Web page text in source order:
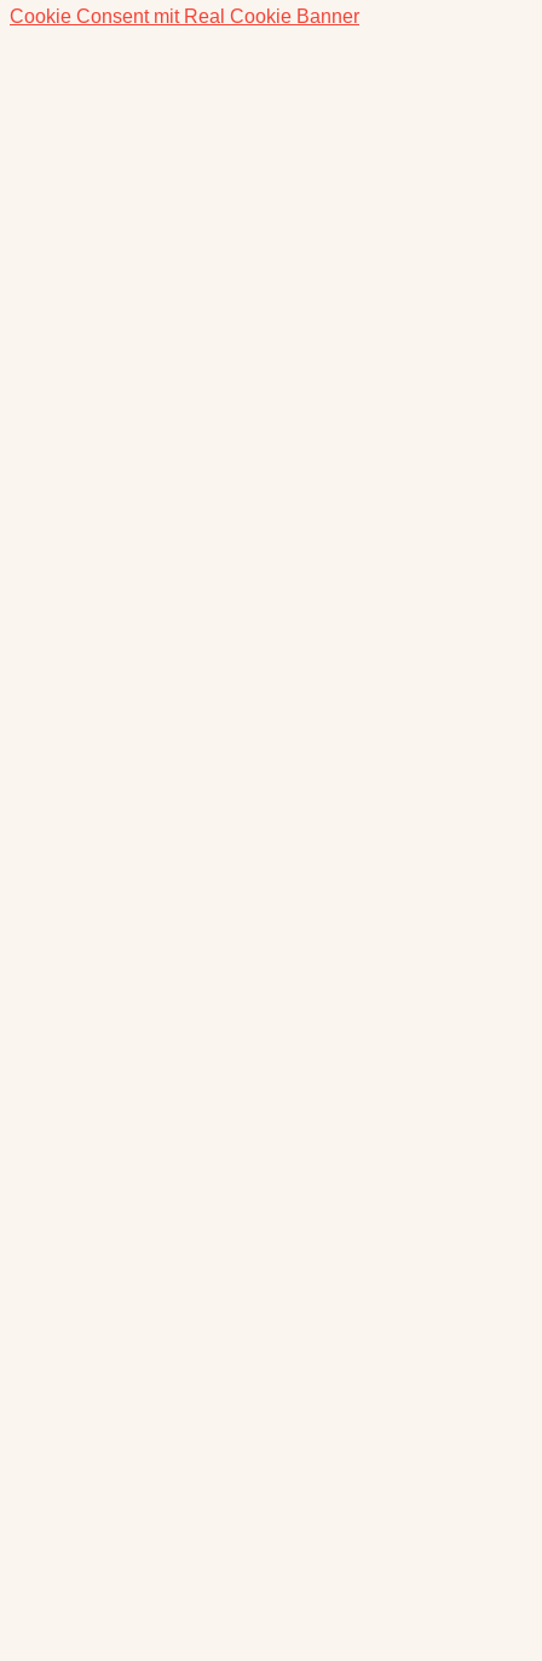
Cookie Consent mit Real Cookie Banner